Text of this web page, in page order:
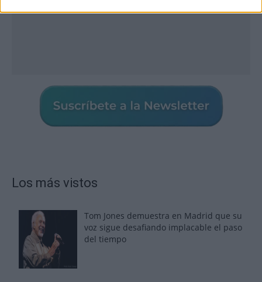
Los más vistos
Tom Jones demuestra en Madrid que su
voz sigue desafiando implacable el paso
del tiempo